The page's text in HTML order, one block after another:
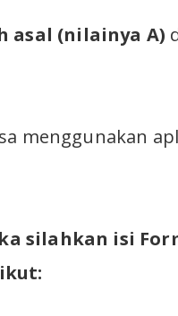
asal (nilainya A)
menggunakan
silahkan isi